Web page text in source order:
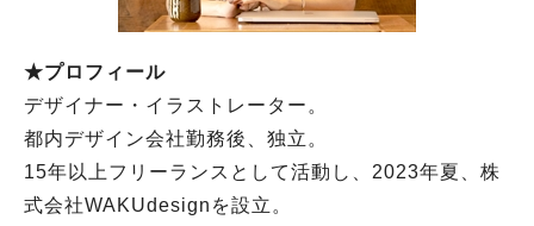
★プロフィール
デザイナー・イラストレーター。
都内デザイン会社勤務後、独立。
15年以上フリーランスとして活動し、2023年夏、株
式会社WAKUdesignを設立。